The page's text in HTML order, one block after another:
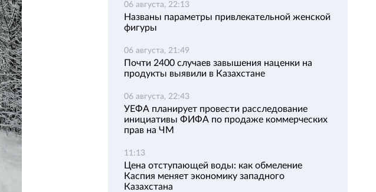
06 августа, 22:13
Названы параметры привлекательной женской
фигуры
06 августа, 21:49
Почти 2400 случаев завышения наценки на
продукты выявили в Казахстане
06 августа, 22:43
УЕФА планирует провести расследование
инициативы ФИФА по продаже коммерческих
прав на ЧМ
11:13
Цена отступающей воды: как обмеление
Каспия меняет экономику западного
Казахстана